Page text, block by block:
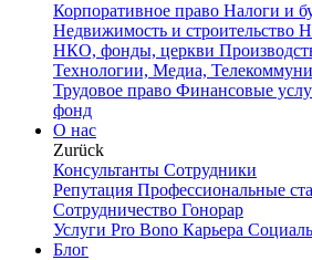
Корпоративное право Налоги и
Недвижимость и строительство
НКО, фонды, церкви
Технологии, Медиа,
Трудовое право Финансовые
фонд
О нас
Zurück
Консультанты Сотрудники
Репутация Профессиональные
Сотрудничество Гонорар
Услуги Pro Bono Карьера
Блог